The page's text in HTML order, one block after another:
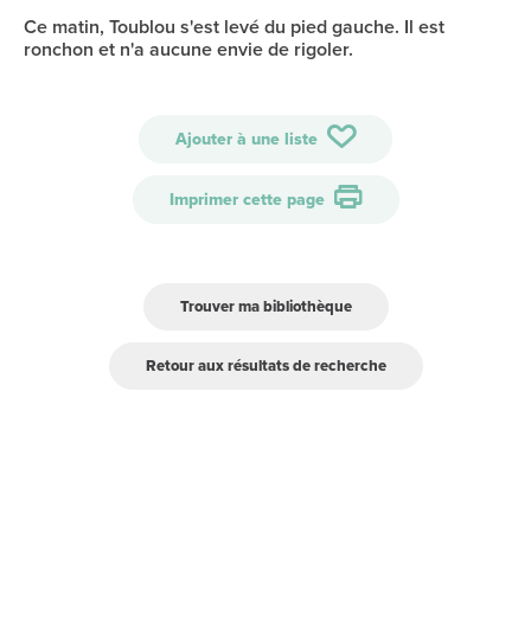
Ce matin, Toublou s'est levé du pied gauche. Il est
ronchon et n'a aucune envie de rigoler.
Ajouter à une liste
Imprimer cette page
Trouver ma bibliothèque
Retour aux résultats de recherche